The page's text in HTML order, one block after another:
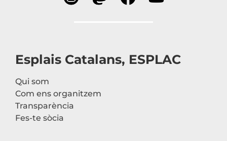
Esplais Catalans, ESPLAC
Qui som
Com ens organitzem
Transparència
Fes-te sòcia